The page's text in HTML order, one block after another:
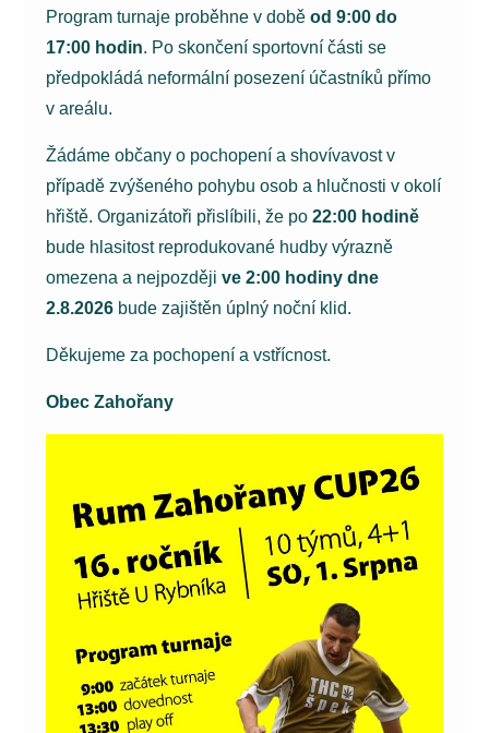
Program turnaje proběhne v době od 9:00 do
17:00 hodin. Po skončení sportovní části se
předpokládá neformální posezení účastníků přímo
v areálu.
Žádáme občany o pochopení a shovívavost v
případě zvýšeného pohybu osob a hlučnosti v okolí
hřiště. Organizátoři přislíbili, že po 22:00 hodině
bude hlasitost reprodukované hudby výrazně
omezena a nejpozději ve 2:00 hodiny dne
2.8.2026 bude zajištěn úplný noční klid.
Děkujeme za pochopení a vstřícnost.
Obec Zahořany